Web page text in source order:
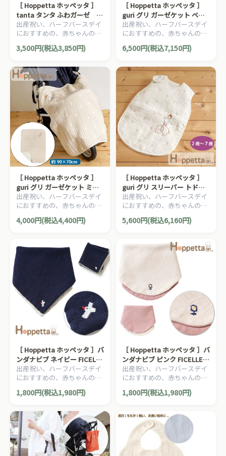
［ Hoppetta ホッペッタ ］
tanta タンタ ふわガーゼ お
でかけマルチケット FICELLE
フィセル 日本製 おくるみ 授
乳ケープ ベビーカー用ブラン
ケット
出産祝い、ハーフバースデイ
におすすめの、赤ちゃんのほ
っぺたのような、ナチュラル
な暖かさを大切にした、
＆ベビー用品です。
3,500円(税込3,850円)
［ Hoppetta ホッペッタ ］
guri グリ ガーゼケット ベビ
ーサイズ ふくふくガーゼ 6重
ガーゼ FICELLE フィセル 日
本製 約90×110cm
出産祝い、ハーフバースデイ
におすすめの、赤ちゃんのほ
っぺたのような、ナチュラル
な暖かさを大切にした、
＆ベビー用品です。
6,500円(税込7,150円)
［ Hoppetta ホッペッタ ］
guri グリ ガーゼケット ミニ
サイズ ふくふくガーゼ 6重ガ
ーゼ FICELLE フィセル 日本
製 約90×70cm
出産祝い、ハーフバースデイ
におすすめの、赤ちゃんのほ
っぺたのような、ナチュラル
な暖かさを大切にした、
4,000円(税込4,400円)
［ Hoppetta ホッペッタ ］
guri グリ スリーパー トドラ
ー・キッズサイズ ふくふくガ
ーゼ 6重ガーゼ FICELLE フィ
セル 日本製 2～7歳ごろまで
出産祝い、ハーフバースデイ
におすすめの、赤ちゃんのほ
っぺたのような、ナチュラル
な暖かさを大切にした、
＆ベビー用品です。
5,600円(税込6,160円)
［ Hoppetta ホッペッタ ］バ
ンダナビブ ネイビー FICELLE
フィセル 日本製 よだれかけ
お祝い 記念撮影 お出かけ
出産祝い、ハーフバースデイ
におすすめの、赤ちゃんのほ
っぺたのような、ナチュラル
な暖かさを大切にした、
＆ベビー用品です。
1,800円(税込1,980円)
［ Hoppetta ホッペッタ ］バ
ンダナビブ ピンク FICELLE
フィセル 日本製 よだれかけ
お祝い 記念撮影 お出かけ
出産祝い、ハーフバースデイ
におすすめの、赤ちゃんのほ
っぺたのような、ナチュラル
な暖かさを大切にした、
＆ベビー用品です。
1,800円(税込1,980円)